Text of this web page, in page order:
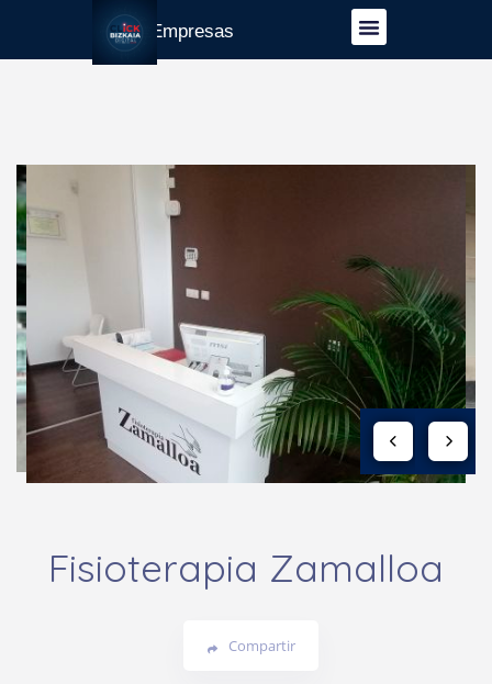
Guía Empresas
Fisioterapia Zamalloa
Compartir